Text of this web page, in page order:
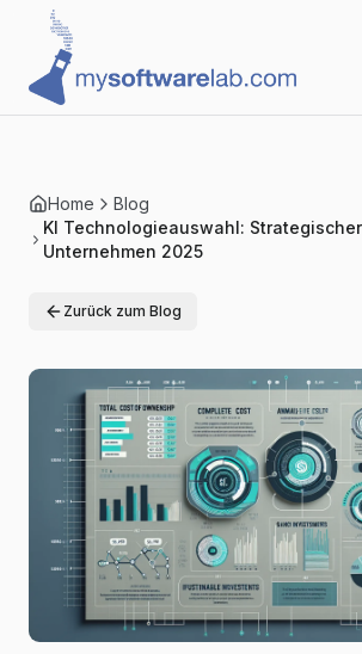
Home
Blog
KI Technologieauswahl:
Unternehmen 2025
Zurück zum Blog